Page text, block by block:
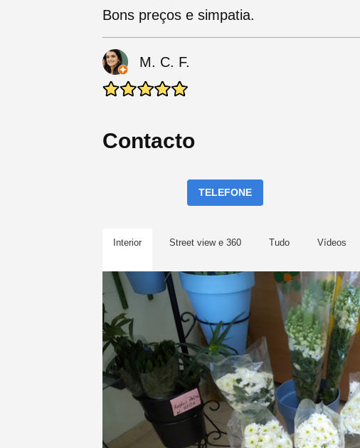
Bons preços e simpatia.
M. C. F.
Contacto
TELEFONE
Interior Street view e 360 Tudo Vídeos